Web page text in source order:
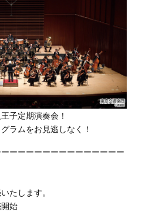
子定期演奏会！
ラムをお見逃しなく！
ーーーーーーーーーーーーーー
たします。
始